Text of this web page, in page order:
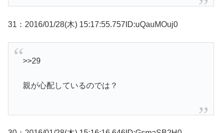
31：2016/01/28(木) 15:17:55.757ID:uQauMOuj0
>>29
親が心配しているのでは？